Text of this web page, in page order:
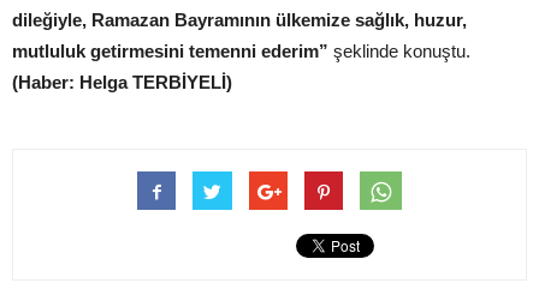
dileğiyle, Ramazan Bayramının ülkemize sağlık, huzur,
mutluluk getirmesini temenni ederim” şeklinde konuştu.
(Haber: Helga TERBİYELİ)